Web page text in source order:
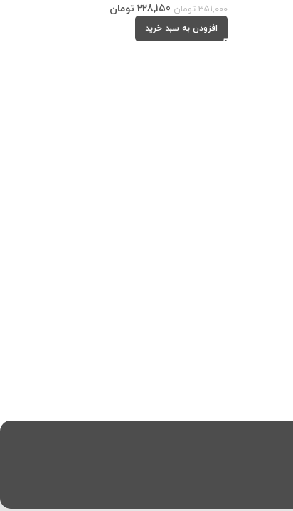
351,000 تومان 228,150 تومان
افزودن به سبد خرید